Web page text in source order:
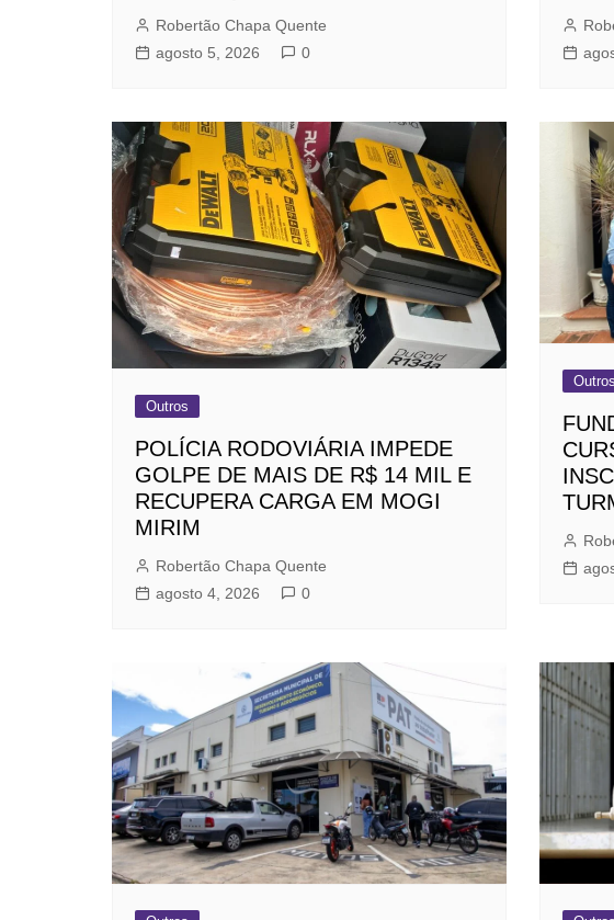
Robertão Chapa Quente
agosto 5, 2026
0
Outros
POLÍCIA RODOVIÁRIA IMPEDE
GOLPE DE MAIS DE R$ 14 MIL E
RECUPERA CARGA EM MOGI
MIRIM
Robertão Chapa Quente
agosto 4, 2026
0
Outros